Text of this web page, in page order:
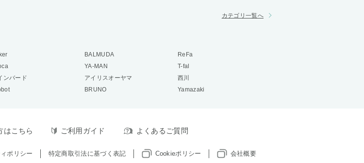
カテゴリ一覧へ
BALMUDA
ReFa
YA-MAN
T-fal
ンバード アイリスオーヤマ
西川
BRUNO Yamazaki
はこちら ご利用ガイド よくあるご質問
ポリシー 特定商取引法に基づく表記 Cookieポリシー 会社概要